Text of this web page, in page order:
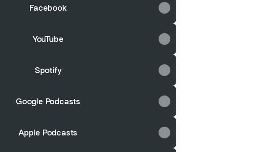
Facebook
YouTube
Spotify
Google Podcasts
Apple Podcasts